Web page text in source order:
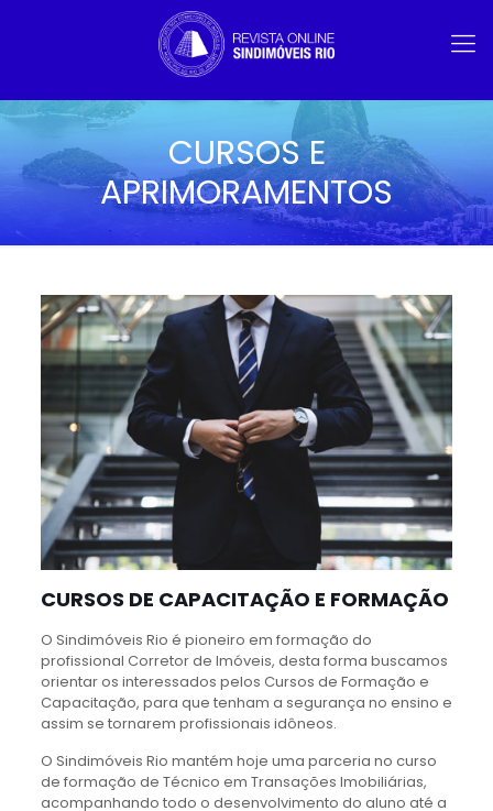
CURSOS E
APRIMORAMENTOS
CURSOS DE CAPACITAÇÃO E FORMAÇÃO
O Sindimóveis Rio é pioneiro em formação do
profissional Corretor de Imóveis, desta forma buscamos
orientar os interessados pelos Cursos de Formação e
Capacitação, para que tenham a segurança no ensino e
assim se tornarem profissionais idôneos.
O Sindimóveis Rio mantém hoje uma parceria no curso
de formação de Técnico em Transações Imobiliárias,
acompanhando todo o desenvolvimento do aluno até a